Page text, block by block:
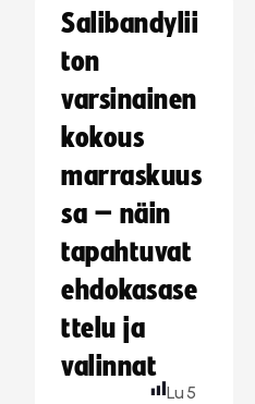
Salibandylii
ton
varsinainen
kokous
marraskuus
sa – näin
tapahtuvat
ehdokasase
ttelu ja
valinnat
Lu 5